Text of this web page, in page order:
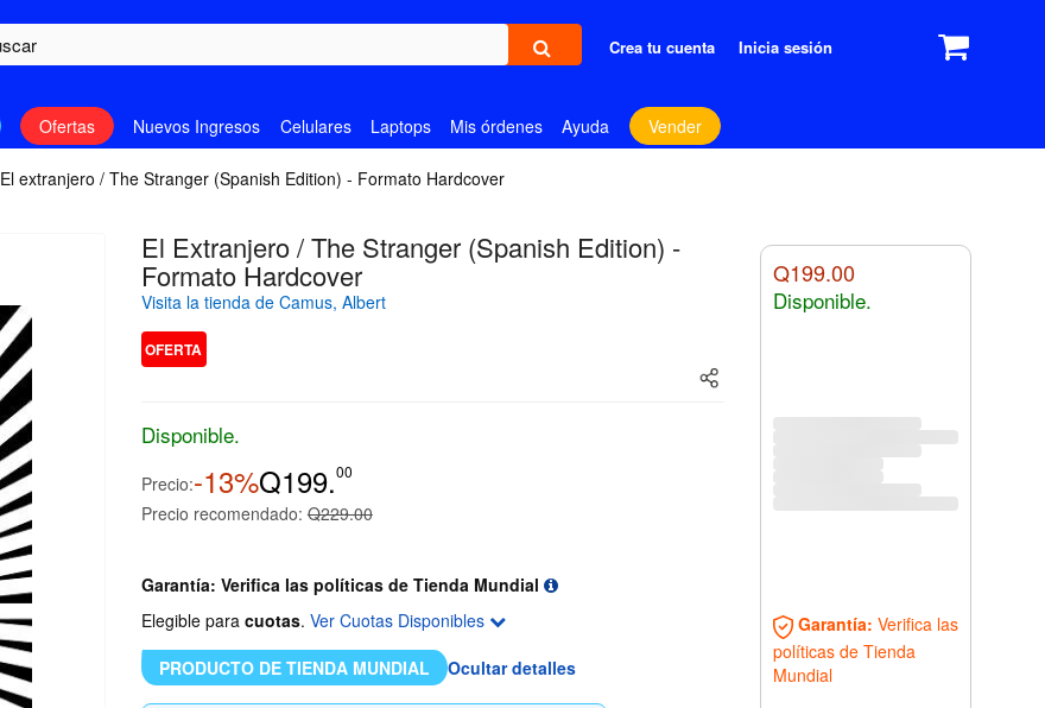
Crea tu cuenta Inicia sesión
Ofertas Nuevos Ingresos Celulares Laptops Mis órdenes Ayuda Vender
El extranjero / The Stranger (Spanish Edition) - Formato Hardcover
El Extranjero / The Stranger (Spanish Edition) -
Formato Hardcover
Visita la tienda de Camus, Albert
OFERTA
Disponible.
Precio:-13%Q199.00
Precio recomendado: Q229.00
Garantía: Verifica las políticas de Tienda Mundial
Elegible para cuotas. Ver Cuotas Disponibles
PRODUCTO DE TIENDA MUNDIAL
Ocultar detalles
Q199.00
Disponible.
Garantía: Verifica las
políticas de Tienda
Mundial